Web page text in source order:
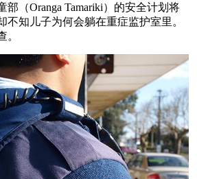
部（Oranga Tamariki）的安全计划将
不知儿子为何会躺在重症监护室里。
。